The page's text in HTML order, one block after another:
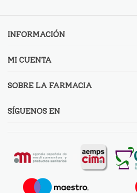
INFORMACIÓN
MI CUENTA
SOBRE LA FARMACIA
SÍGUENOS EN